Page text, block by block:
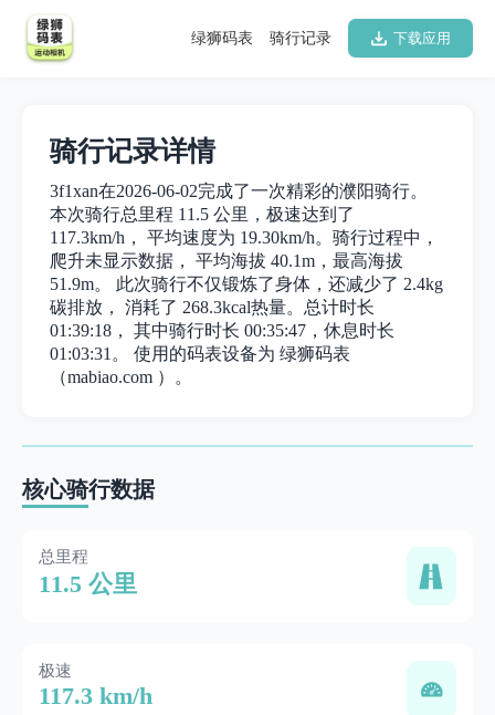
下载应用
骑行记录
绿狮码表
骑行记录详情
3f1xan在2026-06-02完成了一次精彩的濮阳骑行。
本次骑行总里程 11.5 公里，极速达到了
117.3km/h， 平均速度为 19.30km/h。骑行过程中，
爬升未显示数据， 平均海拔 40.1m，最高海拔
51.9m。 此次骑行不仅锻炼了身体，还减少了 2.4kg
碳排放， 消耗了 268.3kcal热量。总计时长
01:39:18， 其中骑行时长 00:35:47，休息时长
01:03:31。 使用的码表设备为 绿狮码表
（mabiao.com ）。
核心骑行数据
总里程
11.5 公里
极速
117.3 km/h